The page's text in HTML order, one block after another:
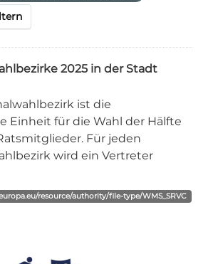
2025 in der Stadt
ist die
Einheit für die Wahl der Hälfte
Für jeden
wird ein Vertreter
resource/authority/file-type/WMS_SRVC